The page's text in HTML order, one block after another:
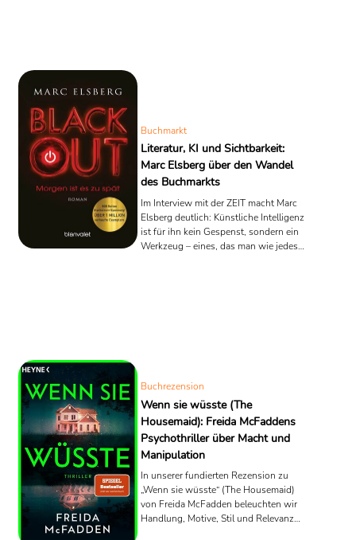
Buchmarkt
Literatur, KI und Sichtbarkeit:
Marc Elsberg über den Wandel
des Buchmarkts
Im Interview mit der ZEIT macht Marc
Elsberg deutlich: Künstliche Intelligenz
ist für ihn kein Gespenst, sondern ein
Werkzeug – eines, das man wie jedes
zum Interview der ...
Buchrezension
Wenn sie wüsste (The
Housemaid): Freida McFaddens
Psychothriller über Macht und
Manipulation
In unserer fundierten Rezension zu
„Wenn sie wüsste“ (The Housemaid)
von Freida McFadden beleuchten wir
Handlung, Motive, Stil und Relevanz